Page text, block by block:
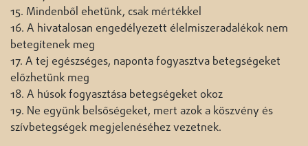
15. Mindenből ehetünk, csak mértékkel
16. A hivatalosan engedélyezett élelmiszeradalékok nem
betegítenek meg
17. A tej egészséges, naponta fogyasztva betegségeket
előzhetünk meg
18. A húsok fogyasztása betegségeket okoz
19. Ne együnk belsőségeket, mert azok a köszvény és
szívbetegségek megjelenéséhez vezetnek.